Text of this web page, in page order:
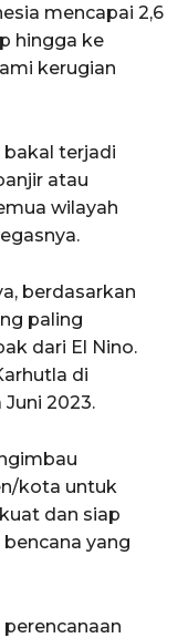
mencapai 2,6
hingga ke
kerugian
bakal terjadi
atau
wilayah
berdasarkan
paling
dari El Nino.
di
2023.
kota untuk
dan siap
yang